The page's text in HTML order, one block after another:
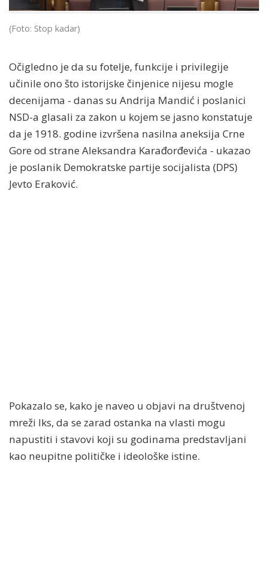
(Foto: Stop kadar)
Očigledno je da su fotelje, funkcije i privilegije
učinile ono što istorijske činjenice nijesu mogle
decenijama - danas su Andrija Mandić i poslanici
NSD-a glasali za zakon u kojem se jasno konstatuje
da je 1918. godine izvršena nasilna aneksija Crne
Gore od strane Aleksandra Karađorđevića - ukazao
je poslanik Demokratske partije socijalista (DPS)
Jevto Eraković.
Pokazalo se, kako je naveo u objavi na društvenoj
mreži Iks, da se zarad ostanka na vlasti mogu
napustiti i stavovi koji su godinama predstavljani
kao neupitne političke i ideološke istine.